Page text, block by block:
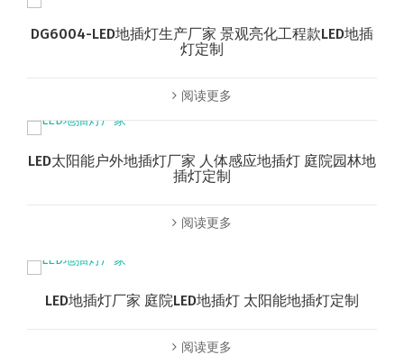
DG6004-LED地插灯生产厂家 景观亮化工程款LED地插
灯定制
阅读更多
LED太阳能户外地插灯厂家 人体感应地插灯 庭院园林地
插灯定制
阅读更多
LED地插灯厂家 庭院LED地插灯 太阳能地插灯定制
阅读更多